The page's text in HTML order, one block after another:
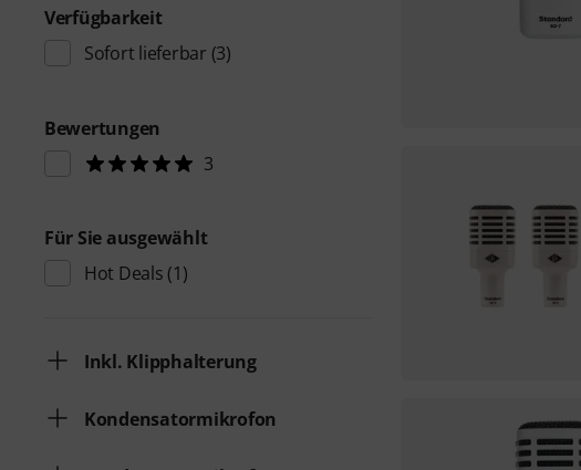
Verfügbarkeit
Sofort lieferbar (3)
Bewertungen
3
Für Sie ausgewählt
Hot Deals (1)
Inkl. Klipphalterung
Kondensatormikrofon